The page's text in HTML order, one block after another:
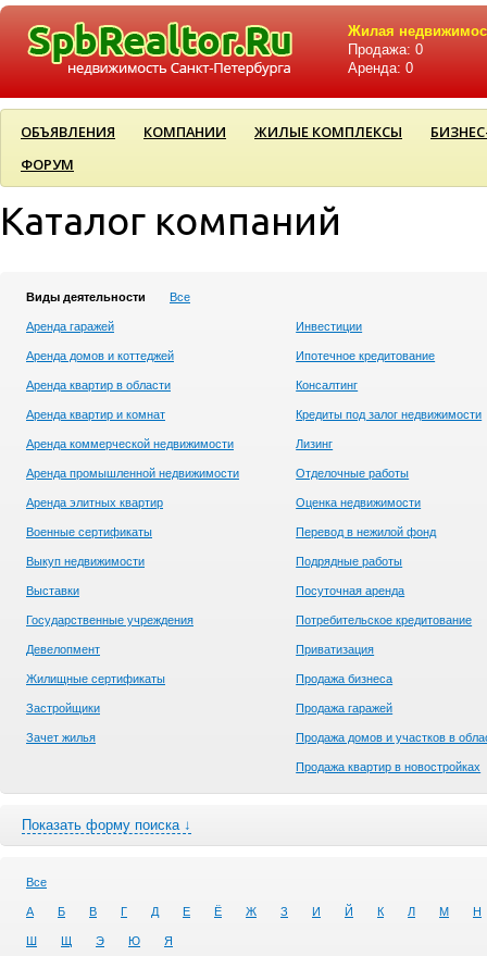
Жилая
Продажа: 0
Аренда: 0
ОБЪЯВЛЕНИЯ КОМПАНИИ ЖИЛЫЕ КОМПЛЕКСЫ
ФОРУМ
Каталог компаний
Виды деятельности Все
Аренда гаражей
Аренда домов и коттеджей
Аренда квартир в области
Аренда квартир и комнат
Аренда коммерческой недвижимости
Аренда промышленной недвижимости
Аренда элитных квартир
Военные сертификаты
Выкуп недвижимости
Выставки
Государственные учреждения
Девелопмент
Жилищные сертификаты
Застройщики
Зачет жилья
Инвестиции
Ипотечное кредитование
Консалтинг
Кредиты под залог недвижимости
Лизинг
Отделочные работы
Оценка недвижимости
Перевод в нежилой фонд
Подрядные работы
Посуточная аренда
Потребительское кредитование
Приватизация
Продажа бизнеса
Продажа гаражей
Продажа домов и участков в
Продажа квартир в новостройках
Показать форму поиска ↓
Все
А Б В Г Д Е Ё Ж З И Й К Л М Н
Ш Щ Э Ю Я